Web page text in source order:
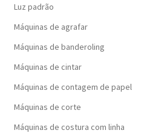
Luz padrão
Máquinas de agrafar
Máquinas de banderoling
Máquinas de cintar
Máquinas de contagem de papel
Máquinas de corte
Máquinas de costura com linha